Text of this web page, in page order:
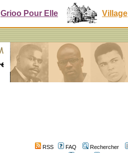
Grioo Pour Elle Village
RSS FAQ
Rechercher